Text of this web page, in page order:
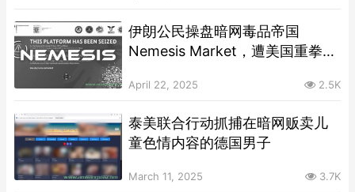
伊朗公民操盘暗网毒品帝国
Nemesis Market，遭美国重拳起
April 22, 2025 2.5K
泰美联合行动抓捕在暗网贩卖儿
童色情内容的德国男子
March 11, 2025 3.7K